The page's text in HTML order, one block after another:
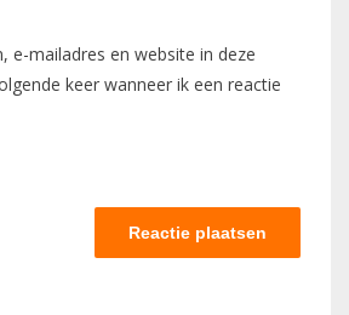
e-mailadres en website in deze
keer wanneer ik een reactie